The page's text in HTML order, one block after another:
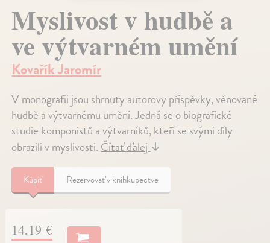
Myslivost v hudbě a
ve výtvarném umění
Kovařík Jaromír
V monografii jsou shrnuty autorovy příspěvky, věnované
hudbě a výtvarnému umění. Jedná se o biografické
studie komponistů a výtvarníků, kteří se svými díly
obrazili v myslivosti.Čítať ďalej↓
Kúpiť Rezervovať v kníhkupectve
14,19 €